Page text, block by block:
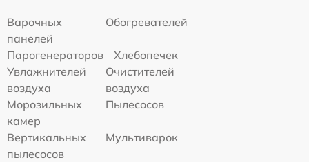
Варочных
панелей
Обогревателей
Парогенераторов
Хлебопечек
Увлажнителей
воздуха
Очистителей
воздуха
Морозильных
камер
Пылесосов
Вертикальных
пылесосов
Мультиварок